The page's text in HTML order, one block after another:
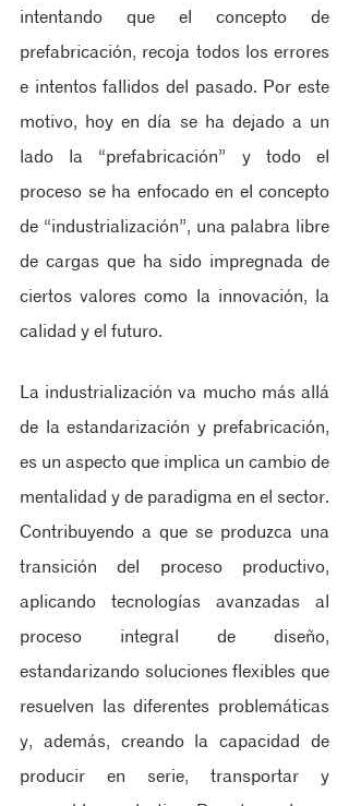
intentando que el concepto de
prefabricación, recoja todos los errores
e intentos fallidos del pasado. Por este
motivo, hoy en día se ha dejado a un
lado la “prefabricación” y todo el
proceso se ha enfocado en el concepto
de “industrialización”, una palabra libre
de cargas que ha sido impregnada de
ciertos valores como la innovación, la
calidad y el futuro.
La industrialización va mucho más allá
de la estandarización y prefabricación,
es un aspecto que implica un cambio de
mentalidad y de paradigma en el sector.
Contribuyendo a que se produzca una
transición del proceso productivo,
aplicando tecnologías avanzadas al
proceso integral de diseño,
estandarizando soluciones flexibles que
resuelven las diferentes problemáticas
y, además, creando la capacidad de
producir en serie, transportar y